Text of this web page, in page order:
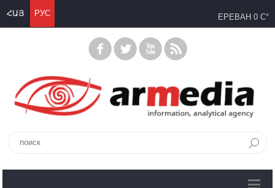
ՀԱՅ РУС ЕРЕВАН 0 C°